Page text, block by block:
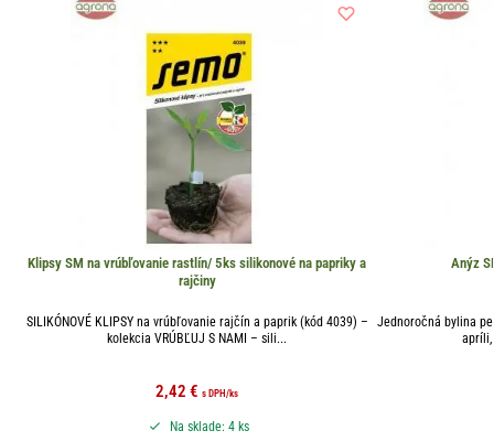
Klipsy SM na vrúbľovanie rastlín/ 5ks silikonové na papriky a
rajčiny
SILIKÓNOVÉ KLIPSY na vrúbľovanie rajčín a paprik (kód 4039) –
kolekcia VRÚBĽUJ S NAMI – sili...
2,42€ s DPH/ks
Na sklade: 4 ks
Anýz
Jednoročná bylina
apríli,